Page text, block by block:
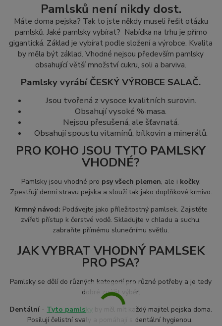
Pamlsků není nikdy dost.
Máte doma pejska? Tak to jste někdy museli řešit otázku
pamlsků. Jaké pamlsky vybírat? Nabídka na trhu je přímo
gigantická. Základ je vybírat podle složení a výrobce. Kvalita
by měla být základ.Vhodné nejsou především pamlsky
obsahující větší množství cukru, soli a barviva.
Pamlsky vyrábí ČESKÝ VÝROBCE SALAČ.
Jsou tvořená z vysoce kvalitních surovin.
Obsahují vysoké % masa.
Nejsou přesušená, ale šťavnatá.
Obsahují spoustu vitamínů, bílkovin a minerálů.
PRO KOHO JSOU TYTO PAMLSKY
VHODNÉ?
Pamlsky jsou vhodné pro psy všech plemen, ale i kočky.
Zpestřují denní stravu pejska a slouží tak jako doplňkové krmivo.
Krmný návod: Podávejte jako příležitostný pamlsek. Zajistěte
zvířeti přístup k čerstvé vodě. Skladujte v chladu a suchu,
zabraňte přímému slunečnímu světlu.
JAK VYBRAT VHODNÝ PAMLSEK
PRO PSA?
Pamlsky se dělí do různých kategorií pro různé potřeby a je tedy
dobré zvážit výběr.
Dentální - Tyto pamlsky
by měl mít každý majitel pejska doma.
Posilují čelistní svaly a pomáhají s dentální hygienou.